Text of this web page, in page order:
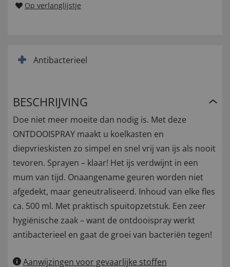
Op verlanglijstje
Antibacterieel
BESCHRIJVING
Doe niet meer moeite dan nodig is. Met deze
ONTDOOISPRAY maakt u koelkasten en
diepvrieskisten zo simpel en snel vrij van ijs als nooit
tevoren. Sprayen – klaar! Het ijs verdwijnt in een
mum van tijd. Onaangename geuren worden niet
afgedekt, maar geneutraliseerd. Inhoud van elke fles
ca. 500 ml. Met praktisch spuitopzetstuk. Een zeer
hygiënische zaak – want de ontdooispray werkt
antibacterieel en gaat de groei van bacteriën tegen!
Aanwijzingen voor gevaarlijke stoffen